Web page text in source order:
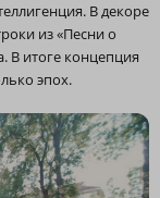
В декоре
из «Песни о
В итоге концепция
эпох.